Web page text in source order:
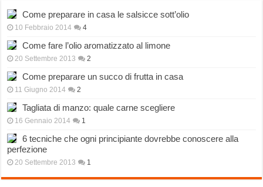
Come preparare in casa le salsicce sott’olio
10 Febbraio 2014 4
Come fare l’olio aromatizzato al limone
20 Settembre 2013 2
Come preparare un succo di frutta in casa
11 Giugno 2014 2
Tagliata di manzo: quale carne scegliere
16 Gennaio 2014 1
6 tecniche che ogni principiante dovrebbe conoscere alla
perfezione
20 Settembre 2013 1